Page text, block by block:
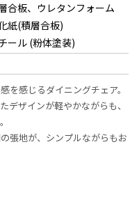
合板、ウレタンフォーム
紙(積層合板)
ール (粉体塗装)
を感じるダイニングチェア。
デザインが軽やかながらも、
張地が、シンプルながらもお